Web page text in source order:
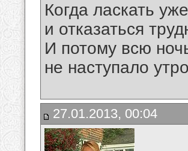
Когда ласкать
и отказаться
И потому всю
не наступало
27.01.2013, 00:04